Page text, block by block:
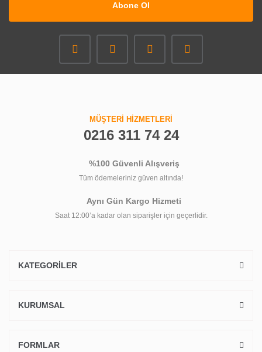
Abone Ol
MÜŞTERİ HİZMETLERİ
0216 311 74 24
%100 Güvenli Alışveriş
Tüm ödemeleriniz güven altında!
Aynı Gün Kargo Hizmeti
Saat 12:00’a kadar olan siparişler için geçerlidir.
KATEGORİLER
KURUMSAL
FORMLAR